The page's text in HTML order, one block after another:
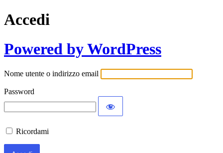
Accedi
Powered by WordPress
Nome utente o indirizzo email
Password
Ricordami